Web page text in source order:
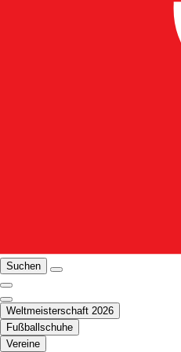
Suchen
Weltmeisterschaft 2026
Fußballschuhe
Vereine